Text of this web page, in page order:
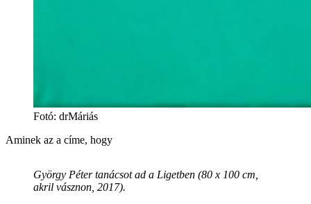
Fotó: drMáriás
Aminek az a címe, hogy
György Péter tanácsot ad a Ligetben (80 x 100 cm,
akril vásznon, 2017).